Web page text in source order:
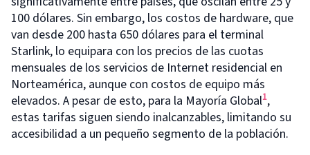
100 dólares. Sin embargo, los costos de hardware, que
van desde 200 hasta 650 dólares para el terminal
Starlink, lo equipara con los precios de las cuotas
mensuales de los servicios de Internet residencial en
Norteamérica, aunque con costos de equipo más
elevados. A pesar de esto, para la Mayoría Global1,
estas tarifas siguen siendo inalcanzables, limitando su
accesibilidad a un pequeño segmento de la población.